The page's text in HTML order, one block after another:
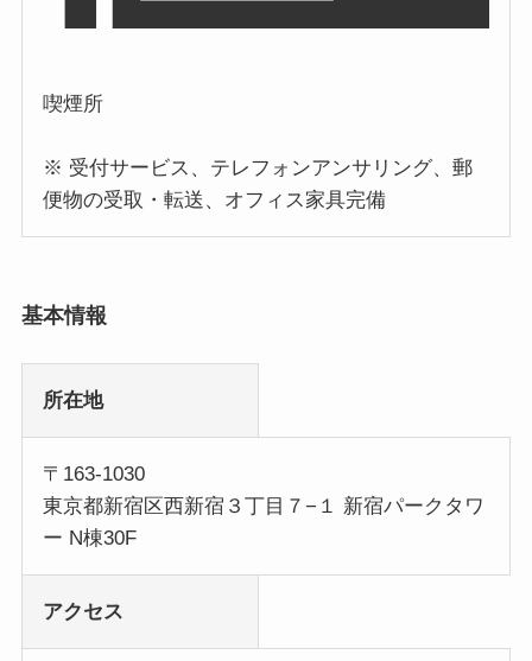
喫煙所
※ 受付サービス、テレフォンアンサリング、郵
便物の受取・転送、オフィス家具完備
基本情報
所在地
〒163-1030
東京都新宿区西新宿３丁目７−１ 新宿パークタワ
ー N棟30F
アクセス